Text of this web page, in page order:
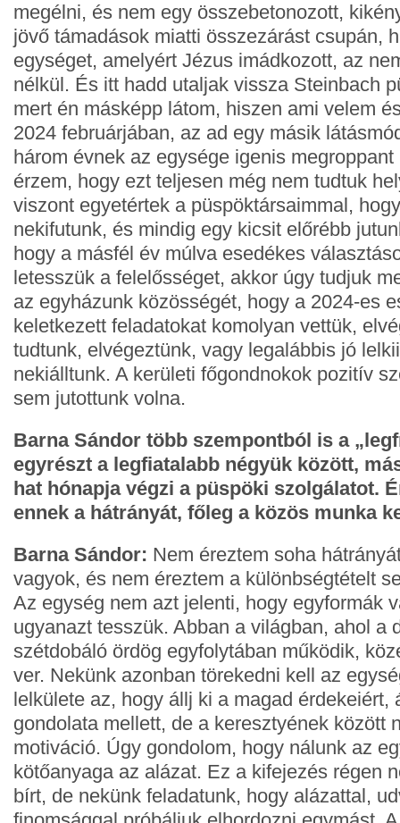
megélni, és nem egy összebetonozott,
jövő támadások miatti összezárást csupán,
egységet, amelyért Jézus imádkozott, az
nélkül. És itt hadd utaljak vissza Steinbach
mert én másképp látom, hiszen ami velem
2024 februárjában, az ad egy másik
három évnek az egysége igenis
érzem, hogy ezt teljesen még nem tudtuk
viszont egyetértek a püspöktársaimmal,
nekifutunk, és mindig egy kicsit előrébb
hogy a másfél év múlva esedékes
letesszük a felelősséget, akkor úgy tudjuk
az egyházunk közösségét, hogy a 2024-es
keletkezett feladatokat komolyan vettük,
tudtunk, elvégeztünk, vagy legalábbis jó
nekiálltunk. A kerületi főgondnokok pozitív
sem jutottunk volna.
Barna Sándor több szempontból is a
egyrészt a legfiatalabb négyük között,
hat hónapja végzi a püspöki szolgálatot.
ennek a hátrányát, főleg a közös munka
Barna Sándor: Nem éreztem soha
vagyok, és nem éreztem a különbségtételt
Az egység nem azt jelenti, hogy egyformák
ugyanazt tesszük. Abban a világban, ahol a
szétdobáló ördög egyfolytában működik,
ver. Nekünk azonban törekedni kell az
lelkülete az, hogy állj ki a magad érdekeiért,
gondolata mellett, de a keresztyének között
motiváció. Úgy gondolom, hogy nálunk az
kötőanyaga az alázat. Ez a kifejezés régen
bírt, de nekünk feladatunk, hogy alázattal,